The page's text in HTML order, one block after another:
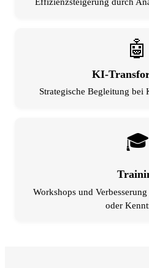
🤖
KI-
Strategische Begleitung
🎓
Workshops und
oder